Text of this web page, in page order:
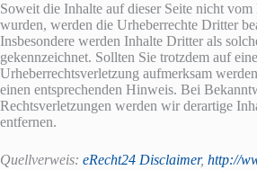
Soweit die Inhalte auf dieser Seite nicht vom
wurden, werden die Urheberrechte Dritter
Insbesondere werden Inhalte Dritter als
gekennzeichnet. Sollten Sie trotzdem auf eine
Urheberrechtsverletzung aufmerksam
einen entsprechenden Hinweis. Bei
Rechtsverletzungen werden wir derartige
entfernen.
Quellverweis: eRecht24 Disclaimer, http://